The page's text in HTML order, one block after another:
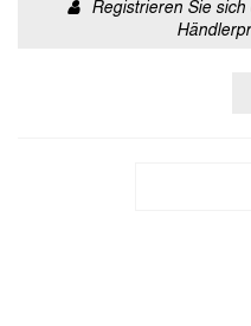
Registrieren Sie